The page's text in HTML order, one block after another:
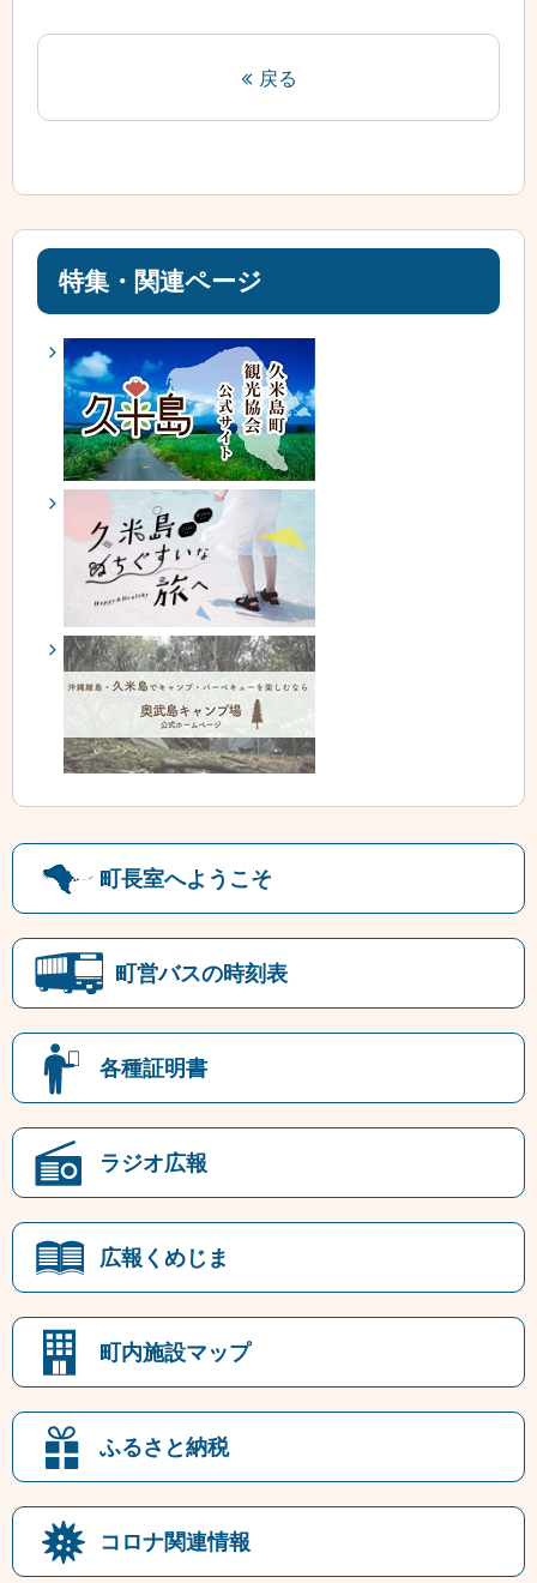
戻る
特集・関連ページ
町長室へようこそ
町営バスの時刻表
各種証明書
ラジオ広報
広報くめじま
町内施設マップ
ふるさと納税
コロナ関連情報